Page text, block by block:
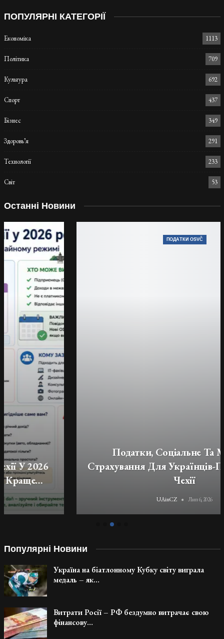
ПОПУЛЯРНІ КАТЕГОРІЇ
Економіка 1113
Політика 709
Культура 692
Спорт 437
Бізнес 349
Здоровь’я 291
Технології 233
Світ 53
Останні Новини
Податки, Соціальне Та Медичне
Страхування Для Українців-Підприємців У
Популярні Новини
Україна на біатлонному Кубку світу виграла
медаль – як…
Витрати Росії – РФ бездумно витрачає свою
фінансову…